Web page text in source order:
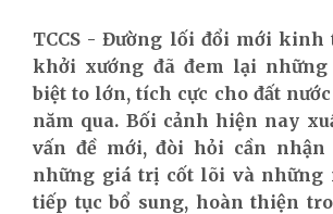
TCCS - Đường lối đổi mới kinh
khởi xướng đã đem lại những
biệt to lớn, tích cực cho đất
năm qua. Bối cảnh hiện nay
vấn đề mới, đòi hỏi cần
những giá trị cốt lõi và những
tiếp tục bổ sung, hoàn thiện